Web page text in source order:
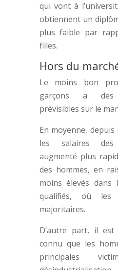
qui vont à
obtiennent un
plus faible par
filles.
Hors du
Le moins bon
garçons a des
prévisibles sur le
En moyenne, depuis
les salaires
augmenté plus
des hommes, en
moins élevés dans
qualifiés, où les
majoritaires.
D’autre part, il est
connu que les
principales